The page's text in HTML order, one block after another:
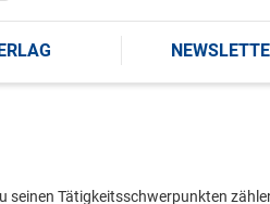
seinen Tätigkeitsschwerpunkten